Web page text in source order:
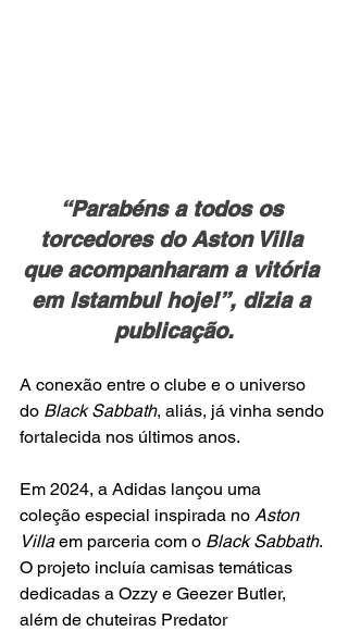
“Parabéns a todos os
torcedores do Aston Villa
que acompanharam a vitória
em Istambul hoje!”, dizia a
publicação.
A conexão entre o clube e o universo
do Black Sabbath, aliás, já vinha sendo
fortalecida nos últimos anos.
Em 2024, a Adidas lançou uma
coleção especial inspirada no Aston
Villa em parceria com o Black Sabbath.
O projeto incluía camisas temáticas
dedicadas a Ozzy e Geezer Butler,
além de chuteiras Predator